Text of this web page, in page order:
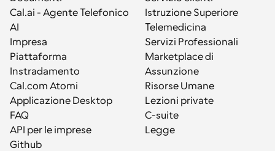
Cal.ai - Agente Telefonico
AI
Impresa
Piattaforma
Instradamento
Cal.com Atomi
Applicazione Desktop
FAQ
API per le imprese
Github
Istruzione Superiore
Telemedicina
Servizi Professionali
Marketplace di
Assunzione
Risorse Umane
Lezioni private
C-suite
Legge